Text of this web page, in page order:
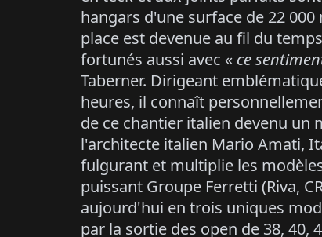
hangars d'une surface de 22
place est devenue au fil du
fortunés aussi avec « ce
Taberner. Dirigeant
heures, il connaît
de ce chantier italien devenu un
l'architecte italien Mario Amati,
fulgurant et multiplie les
puissant Groupe Ferretti (Riva,
aujourd'hui en trois uniques
par la sortie des open de 38, 40,